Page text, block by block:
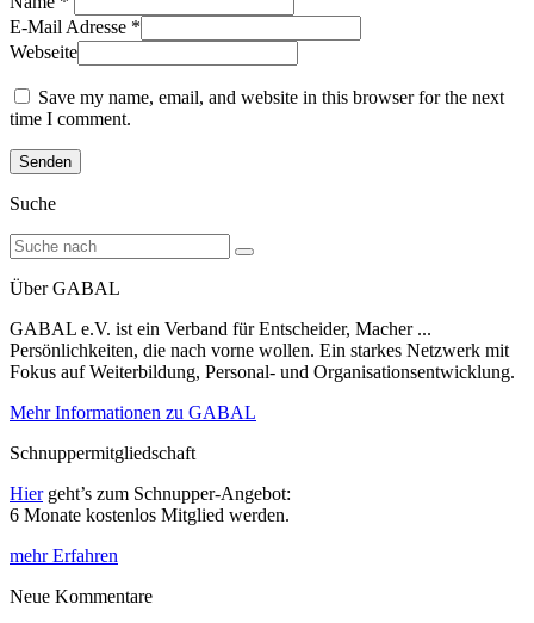
E-Mail Adresse *
Webseite
Save my name, email, and website in this browser for the next
time I comment.
Suche
Über GABAL
GABAL e.V. ist ein Verband für Entscheider, Macher ...
Persönlichkeiten, die nach vorne wollen. Ein starkes Netzwerk mit
Fokus auf Weiterbildung, Personal- und Organisationsentwicklung.
Mehr Informationen zu GABAL
Schnuppermitgliedschaft
Hiergeht’s zum Schnupper-Angebot:
6 Monate kostenlos Mitglied werden.
mehr Erfahren
Neue Kommentare